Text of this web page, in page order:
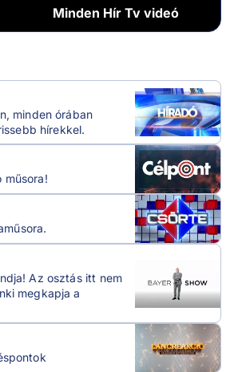
Minden Hír Tv videó
minden órában
hírekkel.
műsora!
Az osztás itt nem
megkapja a